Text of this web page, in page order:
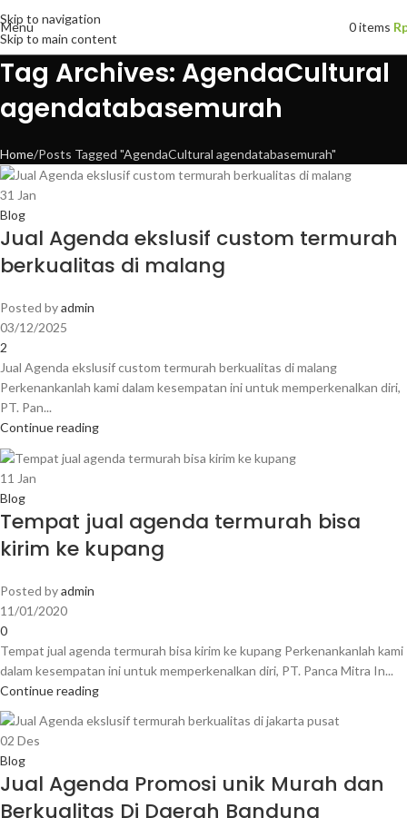
Skip to navigation
Skip to main content
Menu 0items
Tag Archives: AgendaCultural
agendatabasemurah
Home Posts Tagged "AgendaCultural agendatabasemurah"
31 Jan
Blog
Jual Agenda ekslusif custom termurah
berkualitas di malang
Posted byadmin
03/12/2025
2
Jual Agenda ekslusif custom termurah berkualitas di malang
Perkenankanlah kami dalam kesempatan ini untuk memperkenalkan diri,
PT. Pan...
Continue reading
11 Jan
Blog
Tempat jual agenda termurah bisa
kirim ke kupang
Posted byadmin
11/01/2020
0
Tempat jual agenda termurah bisa kirim ke kupang Perkenankanlah kami
dalam kesempatan ini untuk memperkenalkan diri, PT. Panca Mitra In...
Continue reading
02 Des
Blog
Jual Agenda Promosi unik Murah dan
Berkualitas Di Daerah Bandung